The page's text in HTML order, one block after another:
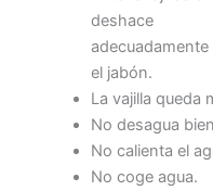
deshace
adecuadamente
el jabón.
La vajilla queda
No desagua
No calienta el
No coge agua.